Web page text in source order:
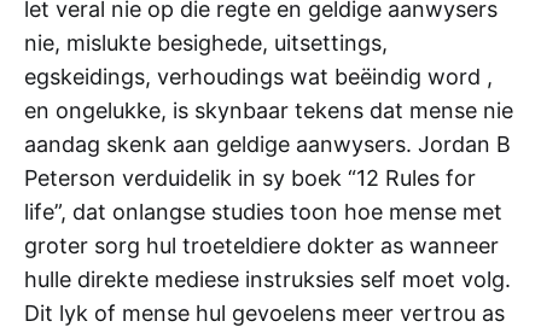
let veral nie op die regte en geldige aanwysers
nie, mislukte besighede, uitsettings,
egskeidings, verhoudings wat beëindig word ,
en ongelukke, is skynbaar tekens dat mense nie
aandag skenk aan geldige aanwysers. Jordan B
Peterson verduidelik in sy boek “12 Rules for
life”, dat onlangse studies toon hoe mense met
groter sorg hul troeteldiere dokter as wanneer
hulle direkte mediese instruksies self moet volg.
Dit lyk of mense hul gevoelens meer vertrou as